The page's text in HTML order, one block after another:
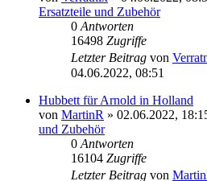
Ersatzteile und Zubehör
0 Antworten
16498 Zugriffe
Letzter Beitrag von
04.06.2022, 08:51
Hubbett für Arnold in Holland
von MartinR » 02.06.2022,
und Zubehör
0 Antworten
16104 Zugriffe
Letzter Beitrag von